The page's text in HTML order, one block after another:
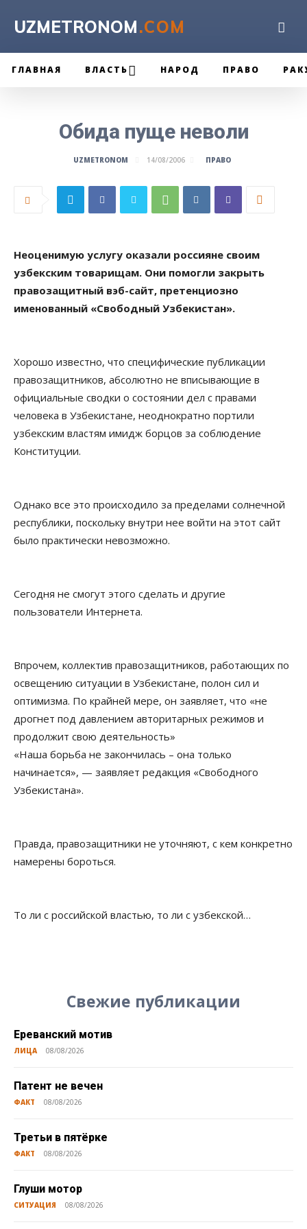
UZMETRONOM.COM
ГЛАВНАЯ ВЛАСТЬ НАРОД ПРАВО
Обида пуще неволи
UZMETRONOM 14/08/2006 ПРАВО
Неоценимую услугу оказали россияне своим
узбекским товарищам. Они помогли закрыть
правозащитный вэб-сайт, претенциозно
именованный «Свободный Узбекистан».
Хорошо известно, что специфические публикации
правозащитников, абсолютно не вписывающие в
официальные сводки о состоянии дел с правами
человека в Узбекистане, неоднократно портили
узбекским властям имидж борцов за соблюдение
Конституции.
Однако все это происходило за пределами солнечной
республики, поскольку внутри нее войти на этот сайт
было практически невозможно.
Сегодня не смогут этого сделать и другие
пользователи Интернета.
Впрочем, коллектив правозащитников, работающих по
освещению ситуации в Узбекистане, полон сил и
оптимизма. По крайней мере, он заявляет, что «не
дрогнет под давлением авторитарных режимов и
продолжит свою деятельность»
«Наша борьба не закончилась – она только
начинается», — заявляет редакция «Свободного
Узбекистана».
Правда, правозащитники не уточняют, с кем конкретно
намерены бороться.
То ли с российской властью, то ли с узбекской…
Свежие публикации
Ереванский мотив
ЛИЦА 08/08/2026
Патент не вечен
ФАКТ 08/08/2026
Третьи в пятёрке
ФАКТ 08/08/2026
Глуши мотор
СИТУАЦИЯ 08/08/2026